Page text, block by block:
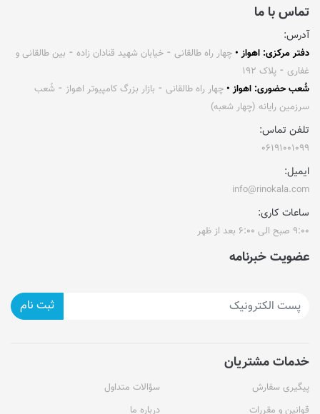
تماس با ما
آدرس:
دفتر مرکزی: اهواز • چهار راه طالقانی ⁃ خیابان شهید قنادان زاده ⁃ بین طالقانی و
غفاری ⁃ پلاک ۱۹۲
شُعب حضوری: اهواز • چهار راه طالقانی ⁃ بازار بزرگ کامپیوتر اهواز ⁃ شُعب
سرزمین رایانه (چهار شعبه)
تلفن تماس:
۰۶۱۹۱۰۰۱۰۹۹
ایمیل:
info@rinokala.com
ساعات کاری:
۹:۰۰ صبح الی ۶:۰۰ بعد از ظهر
عضویت خبرنامه
ثبت نام
خدمات مشتریان
پیگیری سفارش
سؤالات متداول
قوانین و مقررات
درباره ما